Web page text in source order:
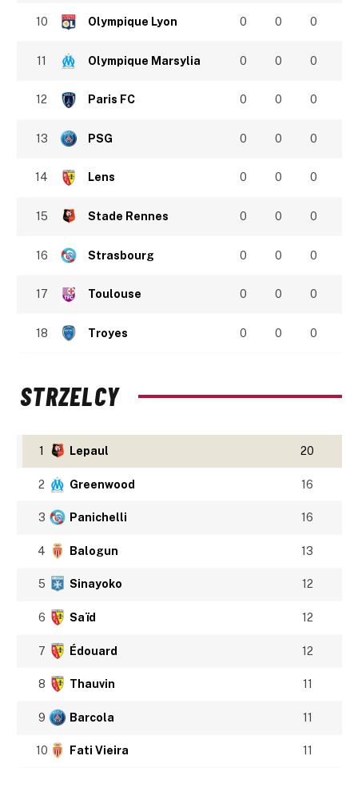
10 Olympique Lyon 0 0 0
11 Olympique Marsylia 0 0 0
12 Paris FC 0 0 0
13 PSG 0 0 0
14 Lens 0 0 0
15 Stade Rennes 0 0 0
16 Strasbourg 0 0 0
17 Toulouse 0 0 0
18 Troyes 0 0 0
STRZELCY
1 Lepaul 20
2 Greenwood 16
3 Panichelli 16
4 Balogun 13
5 Sinayoko 12
6 Saïd 12
7 Édouard 12
8 Thauvin 11
9 Barcola 11
10 Fati Vieira 11